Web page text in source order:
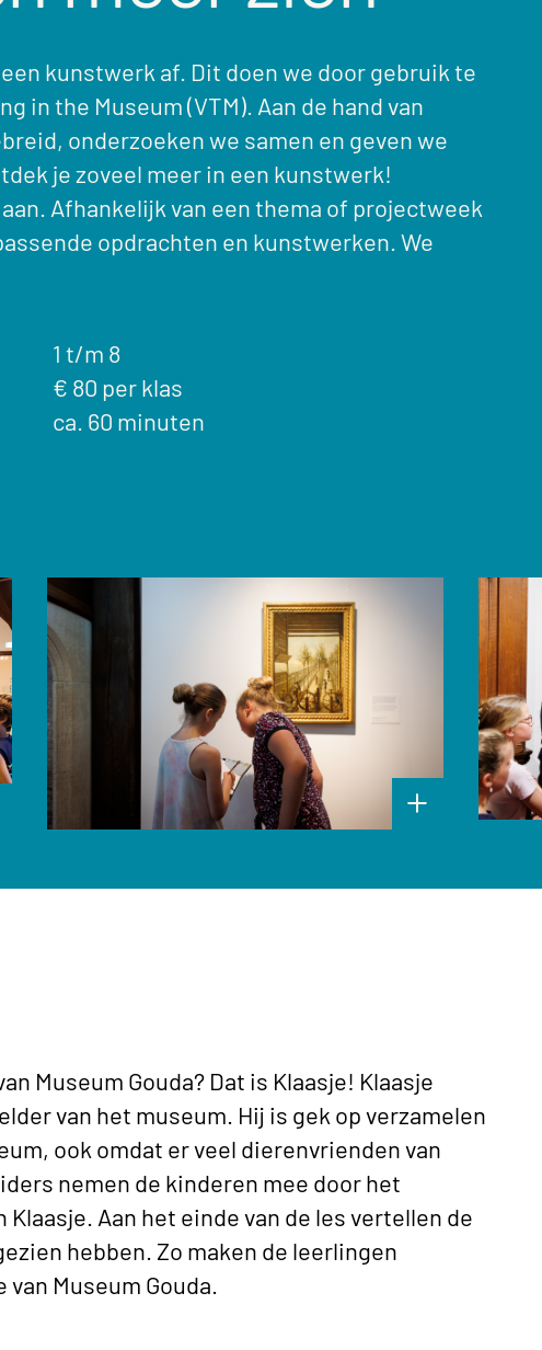
kunstwerk af. Dit doen we door gebruik te
in the Museum (VTM). Aan de hand van
onderzoeken we samen en geven we
je zoveel meer in een kunstwerk!
Afhankelijk van een thema of projectweek
opdrachten en kunstwerken. We
1 t/m 8
€ 80 per klas
ca. 60 minuten
Museum Gouda? Dat is Klaasje! Klaasje
van het museum. Hij is gek op verzamelen
ook omdat er veel dierenvrienden van
nemen de kinderen mee door het
Aan het einde van de les vertellen de
hebben. Zo maken de leerlingen
Museum Gouda.